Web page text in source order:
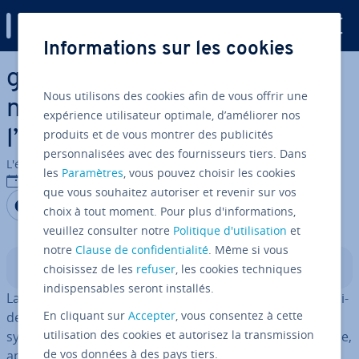
Aller au contenu principal
gRPC, pionnier de la com­mu­
ni­ca­tion client/serveur de
l’avenir
L'équipe édi­to­riale IONOS
13/07/2020
Partager sur Facebook
Partager sur Twitter
Partager sur LinkedIn
Sommaire
La tech­no­lo­gie de réseau progresse de plus en plus ra­pi­
de­ment. Pour sa­tis­faire les exigences crois­santes des
systèmes in­for­ma­tiques dis­tri­bués, un nouveau système,
Informations sur les cookies
Nous utilisons des cookies afin de vous offrir une
expérience utilisateur optimale, d’améliorer nos
produits et de vous montrer des publicités
personnalisées avec des fournisseurs tiers. Dans
les Paramètres, vous pouvez choisir les cookies
que vous souhaitez autoriser et revenir sur vos
choix à tout moment. Pour plus d'informations,
veuillez consulter notre Politique d'utilisation et
notreClause de confidentialité. Même si vous
choisissez de les refuser, les cookies techniques
indispensables seront installés.
En cliquant surAccepter, vous consentez à cette
utilisation des cookies et autorisez la transmission
de vos données à des pays tiers.